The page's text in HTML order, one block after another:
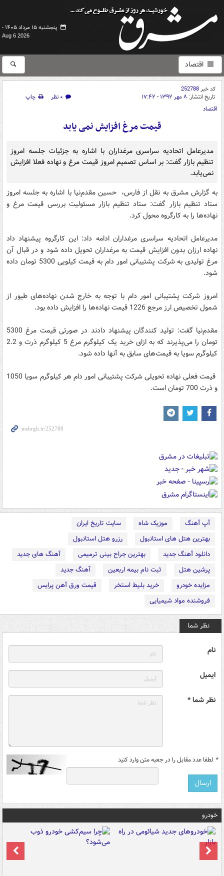
پنجشنبه ۱۵ مرداد ۱۴۰۵ -
Aug 6 2026
اقتصاد
کد خبر252788
تاریخ انتشار: ۸ مهر ۱۳۹۲ - ۱۷:۴۲ ۰ نظر
چاپ
اقتصاد
قیمت مرغ افزایش نمی یابد
مدیرعامل اتحادیه سراسری مرغداران با اشاره به جزئیات جلسه امروز
تنظیم بازار گفت: بر اساس تصمیم امروز قیمت مرغ و نهاده فعلا افزایش
نمی‌یابد.
به گزارش مشرق به نقل از فارس، حسین مقدم‌نیا با اشاره به جلسه امروز
ستاد تنظیم بازار گفت: ستاد تنظیم بازار مسئولیت بررسی قیمت مرغ و
نهاده‌ها را به کارگروه محول کرد.
مدیرعامل اتحادیه سراسری مرغداران ادامه داد: این کارگروه پیشنهاد داد
نهاده ارزان بدون افزایش قیمت به مرغداران تحویل داده شود و در قبال آن
مرغ تولیدی به شرکت پشتیبانی امور دام به قیمت کیلویی 5300 تومان داده
شود.
امروز شرکت پشتیبانی امور دام با توجه به خارج شدن نهاده‌های طیور از
شمول تخصیص ارز مرجع 1226 قیمت نهاده‌ها را افزایش داده بود.
مقدم‌نیا گفت: تولید کنندگان پیشنهاد دادند در صورتی قیمت مرغ 5300
تومان را می‌پذیرند که به ازای خرید یک کیلوگرم مرغ 5 کیلوگرم ذرت و 2.2
کیلوگرم سویا به قیمت‌های سابق به آنها داده شود.
قیمت فعلی نهاده تحویلی شرکت پشتیبانی امور دام هر کیلوگرم سویا 1050
و ذرت 700 تومان است.
آپ آهنگ موزیک شاه
سایت تاریخ ایران
بهترین هتل های استانبول
رزرو هتل استانبول
دانلود آهنگ جدید
بهترین جراح بینی ترمیمی
آهنگ های جدید
پرشین هتل
ثبت نام بیمه اربعین
آهنگ جدید
مزایده خودرو
خرید بلیط استخر
قیمت ورق آهن پرایس
فروشنده مواد شیمیایی
نظر شما
نام
ایمیل
نظر شما *
* لطفا عدد مقابل را در جعبه متن وارد کنید
خودرو